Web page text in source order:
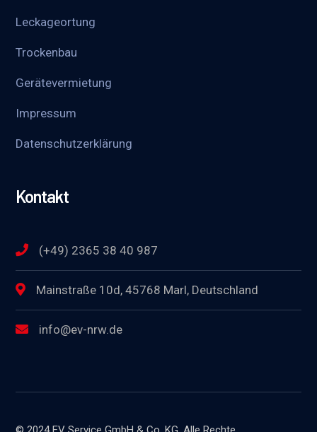
Leckageortung
Trockenbau
Gerätevermietung
Impressum
Datenschutzerklärung
Kontakt
(+49) 2365 38 40 987
Mainstraße 10d, 45768 Marl, Deutschland
info@ev-nrw.de